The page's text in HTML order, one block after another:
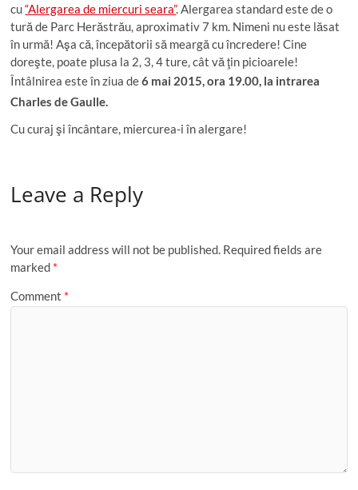
cu“Alergarea de miercuri seara”. Alergarea standard este de o
tură de Parc Herăstrău, aproximativ 7 km. Nimeni nu este lăsat
în urmă! Aşa că, începătorii să meargă cu încredere! Cine
doreşte, poate plusa la 2, 3, 4 ture, cât vă ţin picioarele!
Întâlnirea este în ziua de6 mai 2015, ora 19.00, la intrarea
Charles de Gaulle.
Cu curaj şi încântare, miercurea-i în alergare!
Leave a Reply
Your email address will not be published. Required fields are
marked *
Comment *